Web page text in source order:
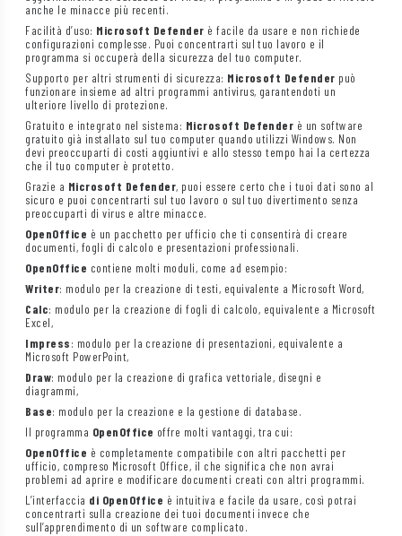
anche le minacce più recenti.
Facilità d’uso: Microsoft Defender è facile da usare e non richiede
configurazioni complesse. Puoi concentrarti sul tuo lavoro e il
programma si occuperà della sicurezza del tuo computer.
Supporto per altri strumenti di sicurezza: Microsoft Defender può
funzionare insieme ad altri programmi antivirus, garantendoti un
ulteriore livello di protezione.
Gratuito e integrato nel sistema: Microsoft Defender è un software
gratuito già installato sul tuo computer quando utilizzi Windows. Non
devi preoccuparti di costi aggiuntivi e allo stesso tempo hai la certezza
che il tuo computer è protetto.
Grazie a Microsoft Defender, puoi essere certo che i tuoi dati sono al
sicuro e puoi concentrarti sul tuo lavoro o sul tuo divertimento senza
preoccuparti di virus e altre minacce.
OpenOffice è un pacchetto per ufficio che ti consentirà di creare
documenti, fogli di calcolo e presentazioni professionali.
OpenOffice contiene molti moduli, come ad esempio:
Writer: modulo per la creazione di testi, equivalente a Microsoft Word,
Calc: modulo per la creazione di fogli di calcolo, equivalente a Microsoft
Excel,
Impress: modulo per la creazione di presentazioni, equivalente a
Microsoft PowerPoint,
Draw: modulo per la creazione di grafica vettoriale, disegni e
diagrammi,
Base: modulo per la creazione e la gestione di database.
Il programma OpenOffice offre molti vantaggi, tra cui:
OpenOffice è completamente compatibile con altri pacchetti per
ufficio, compreso Microsoft Office, il che significa che non avrai
problemi ad aprire e modificare documenti creati con altri programmi.
L’interfaccia di OpenOffice è intuitiva e facile da usare, così potrai
concentrarti sulla creazione dei tuoi documenti invece che
sull’apprendimento di un software complicato.